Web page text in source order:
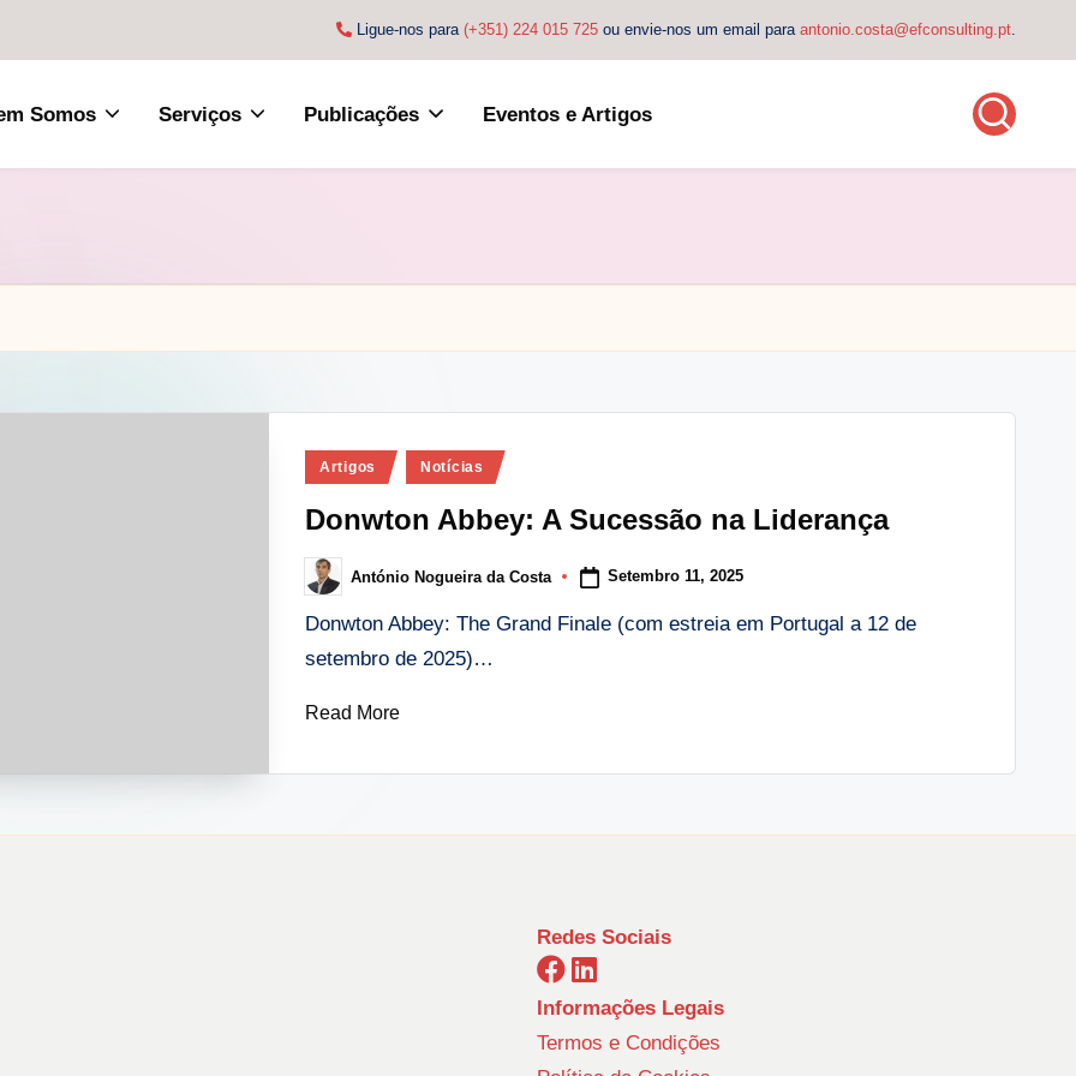
Ligue-nos para (+351) 224 015 725 ou envie-nos um email para antonio.costa@efconsulting.pt.
Somos Serviços Publicações Eventos e Artigos
Posted
Artigos Notícias
Donwton Abbey: A Sucessão na Liderança
Posted
by
António Nogueira da Costa Setembro 11, 2025
Donwton Abbey: The Grand Finale (com estreia em Portugal a 12 de
setembro de 2025)…
Read More
Redes Sociais
Informações Legais
Termos e Condições